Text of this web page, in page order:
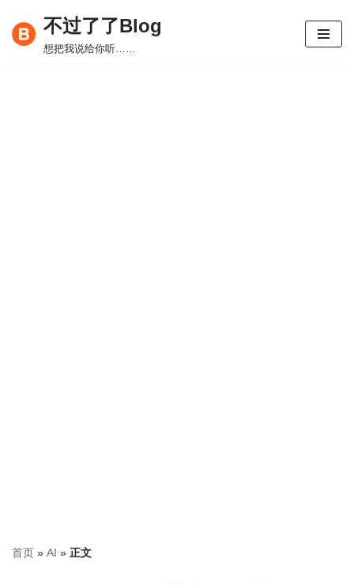
跳
不过了了Blog
想把我说给你听……
首页 » AI » 正文